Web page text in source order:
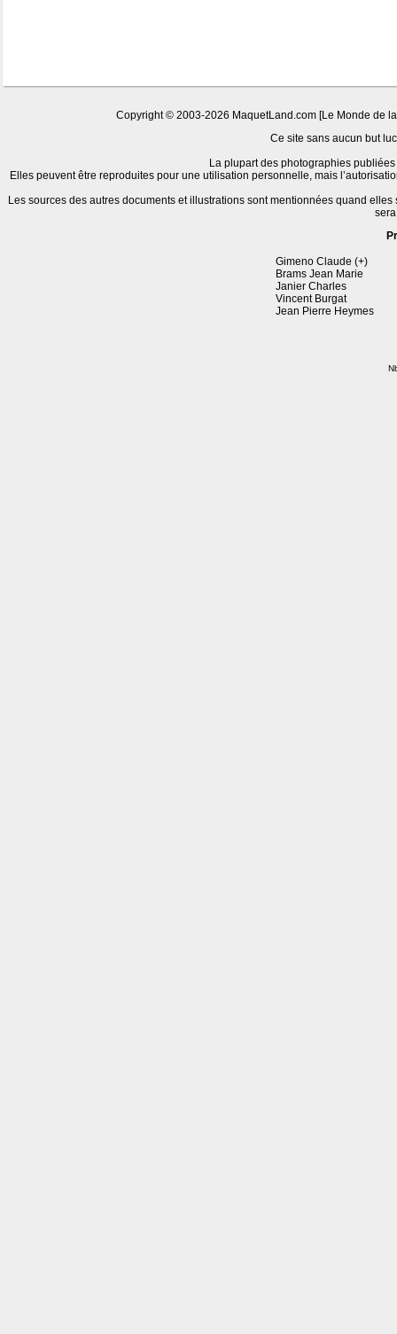
Copyright © 2003-2026 MaquetLand.com [Le Monde de
Ce site sans aucun but
La plupart des photographies
Elles peuvent être reproduites pour une utilisation personnelle, mais
Les sources des autres documents et illustrations sont mentionnées quand
Gimeno Claude (+)
Brams Jean Marie
Janier Charles
Vincent Burgat
Jean Pierre Heymes